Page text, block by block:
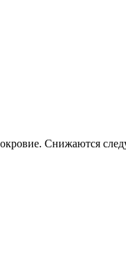
Снижаются